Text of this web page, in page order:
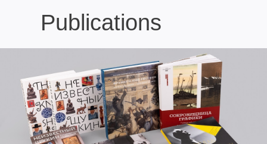
Publications